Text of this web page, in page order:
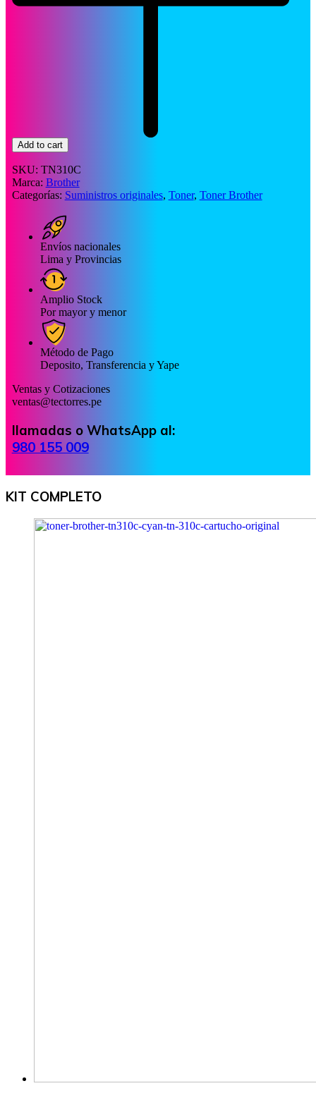
Add to cart
SKU: TN310C
Marca: Brother
Categorías: Suministros originales, Toner, Toner Brother
Envíos nacionales
Lima y Provincias
Amplio Stock
Por mayor y menor
Método de Pago
Deposito, Transferencia y Yape
Ventas y Cotizaciones
ventas@tectorres.pe
llamadas o WhatsApp al:
980 155 009
KIT COMPLETO